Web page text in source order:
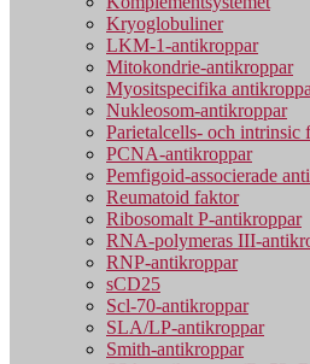
Kryoglobuliner
LKM-1-antikroppar
Mitokondrie-antikroppar
Myositspecifika
Nukleosom-antikroppar
Parietalcells- och intrinsic
PCNA-antikroppar
Pemfigoid-associerade
Reumatoid faktor
Ribosomalt P-antikroppar
RNA-polymeras III-
RNP-antikroppar
sCD25
Scl-70-antikroppar
SLA/LP-antikroppar
Smith-antikroppar